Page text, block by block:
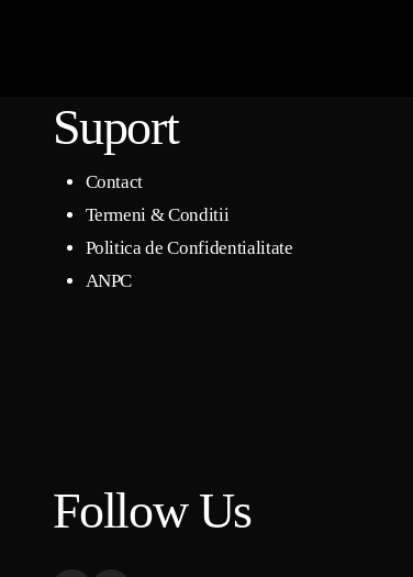
Suport
Contact
Termeni & Conditii
Politica de Confidentialitate
ANPC
Follow Us